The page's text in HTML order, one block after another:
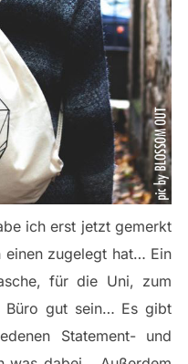
ich erst jetzt gemerkt
einen zugelegt hat… Ein
für die Uni, zum
Büro gut sein… Es gibt
Statement- und